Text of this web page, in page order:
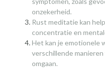
onzekerheid.
Rust meditatie kan
concentratie en
Het kan je emotionele
verschillende
omgaan.